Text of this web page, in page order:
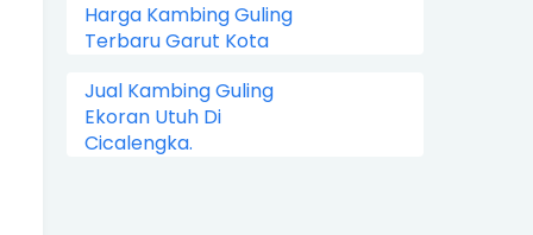
Harga Kambing Guling
Terbaru Garut Kota
Jual Kambing Guling
Ekoran Utuh Di
Cicalengka.